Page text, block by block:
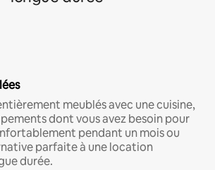
meublés avec une cuisine,
dont vous avez besoin pour
pendant un mois ou
parfaite à une location
durée.